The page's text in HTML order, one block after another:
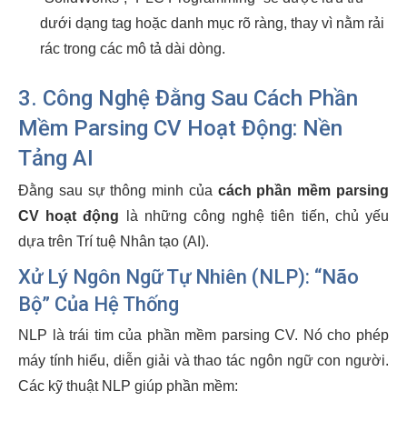
dưới dạng tag hoặc danh mục rõ ràng, thay vì nằm rải
rác trong các mô tả dài dòng.
3. Công Nghệ Đằng Sau Cách Phần
Mềm Parsing CV Hoạt Động: Nền
Tảng AI
Đằng sau sự thông minh của cách phần mềm parsing
CV hoạt động là những công nghệ tiên tiến, chủ yếu
dựa trên Trí tuệ Nhân tạo (AI).
Xử Lý Ngôn Ngữ Tự Nhiên (NLP): “Não
Bộ” Của Hệ Thống
NLP là trái tim của phần mềm parsing CV. Nó cho phép
máy tính hiểu, diễn giải và thao tác ngôn ngữ con người.
Các kỹ thuật NLP giúp phần mềm: